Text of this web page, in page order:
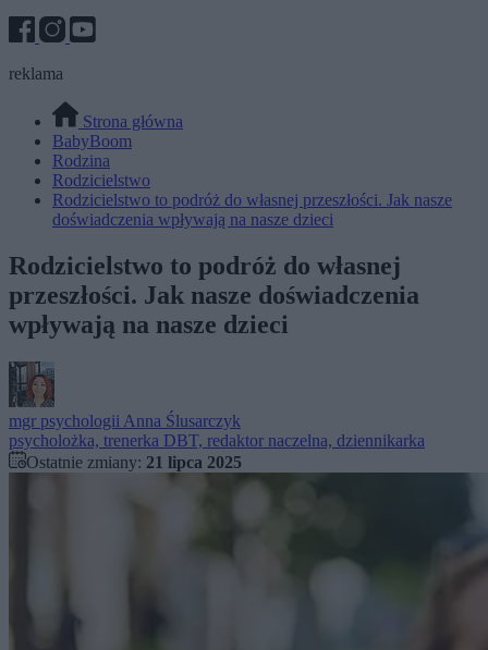
reklama
Strona główna
BabyBoom
Rodzina
Rodzicielstwo
Rodzicielstwo to podróż do własnej przeszłości. Jak nasze
doświadczenia wpływają na nasze dzieci
Rodzicielstwo to podróż do własnej
przeszłości. Jak nasze doświadczenia
wpływają na nasze dzieci
mgr psychologii Anna Ślusarczyk
psycholożka, trenerka DBT, redaktor naczelna, dziennikarka
Ostatnie zmiany: 21 lipca 2025